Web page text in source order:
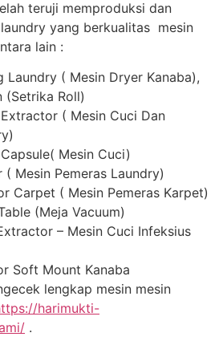
teruji memproduksi dan
yang berkualitas mesin
lain :
Laundry ( Mesin Dryer Kanaba),
(Setrika Roll)
( Mesin Cuci Dan
Mesin Cuci)
Mesin Pemeras Laundry)
Carpet ( Mesin Pemeras Karpet)
(Meja Vacuum)
– Mesin Cuci Infeksius
Soft Mount Kanaba
lengkap mesin mesin
harimukti-
.